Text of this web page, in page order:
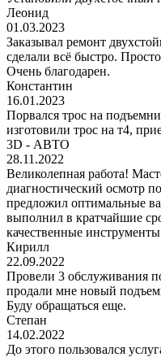
Леонид
01.03.2023
Заказывал ремонт
сделали всё быстро.
Очень благодарен.
Константин
16.01.2023
Порвался трос на
изготовили трос на т4,
3D - АВТО
28.11.2022
Великолепная работа!
диагностический осмотр
предложил оптимальные
выполнил в кратчайшие
качественные
Кирилл
22.09.2022
Провели 3 обслуживания
продали мне новый
Буду обращаться еще.
Степан
14.02.2022
До этого пользовался